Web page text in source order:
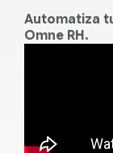
Automatiza
Omne RH.